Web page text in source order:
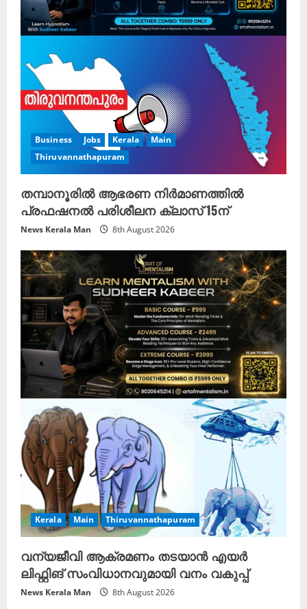
Business Jobs Kerala
Main
Thiruvannathapuram
തമ്പാനൂരിൽ ആഭരണ നിർമാണത്തിൽ
പ്രഫഷനൽ പരിശീലന ക്ലാസ് 15ന്
News Kerala Man 8th August 2026
Kerala Main Thiruvannathapuram
വന്യജീവി ആക്രമണം തടയാൻ എയർ
ലിഫ്റ്റിങ് സംവിധാനവുമായി വനം വകുപ്പ്
News Kerala Man 8th August 2026